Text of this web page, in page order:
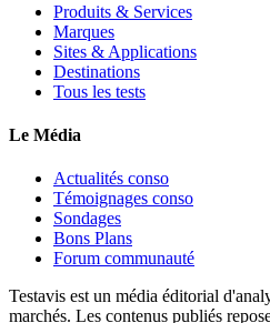
Produits & Services
Marques
Sites & Applications
Destinations
Tous les tests
Le Média
Actualités conso
Témoignages conso
Sondages
Bons Plans
Forum communauté
Testavis est un média éditorial
marchés. Les contenus publiés